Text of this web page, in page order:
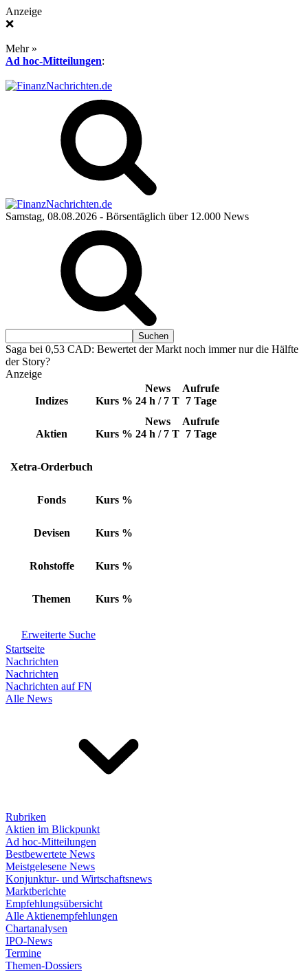
Anzeige
❌
Mehr »
Ad hoc-Mitteilungen:
Samstag, 08.08.2026 - Börsentäglich über 12.000 News
Saga bei 0,53 CAD: Bewertet der Markt noch immer nur die Hälfte
der Story?
Anzeige
Indizes Kurs %
News
24 h / 7 T
Aufrufe
7 Tage
Aktien Kurs %
News
24 h / 7 T
Aufrufe
7 Tage
Xetra-Orderbuch
Fonds Kurs %
Devisen Kurs %
Rohstoffe Kurs %
Themen Kurs %
Erweiterte Suche
Startseite
Nachrichten
Nachrichten
Nachrichten auf FN
Alle News
Rubriken
Aktien im Blickpunkt
Ad hoc-Mitteilungen
Bestbewertete News
Meistgelesene News
Konjunktur- und Wirtschaftsnews
Marktberichte
Empfehlungsübersicht
Alle Aktienempfehlungen
Chartanalysen
IPO-News
Termine
Themen-Dossiers